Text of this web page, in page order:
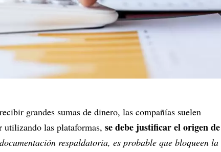
grandes sumas de dinero, las compañías suelen
utilizando las plataformas, se debe justificar el origen de
respaldatoria, es probable que bloqueen la